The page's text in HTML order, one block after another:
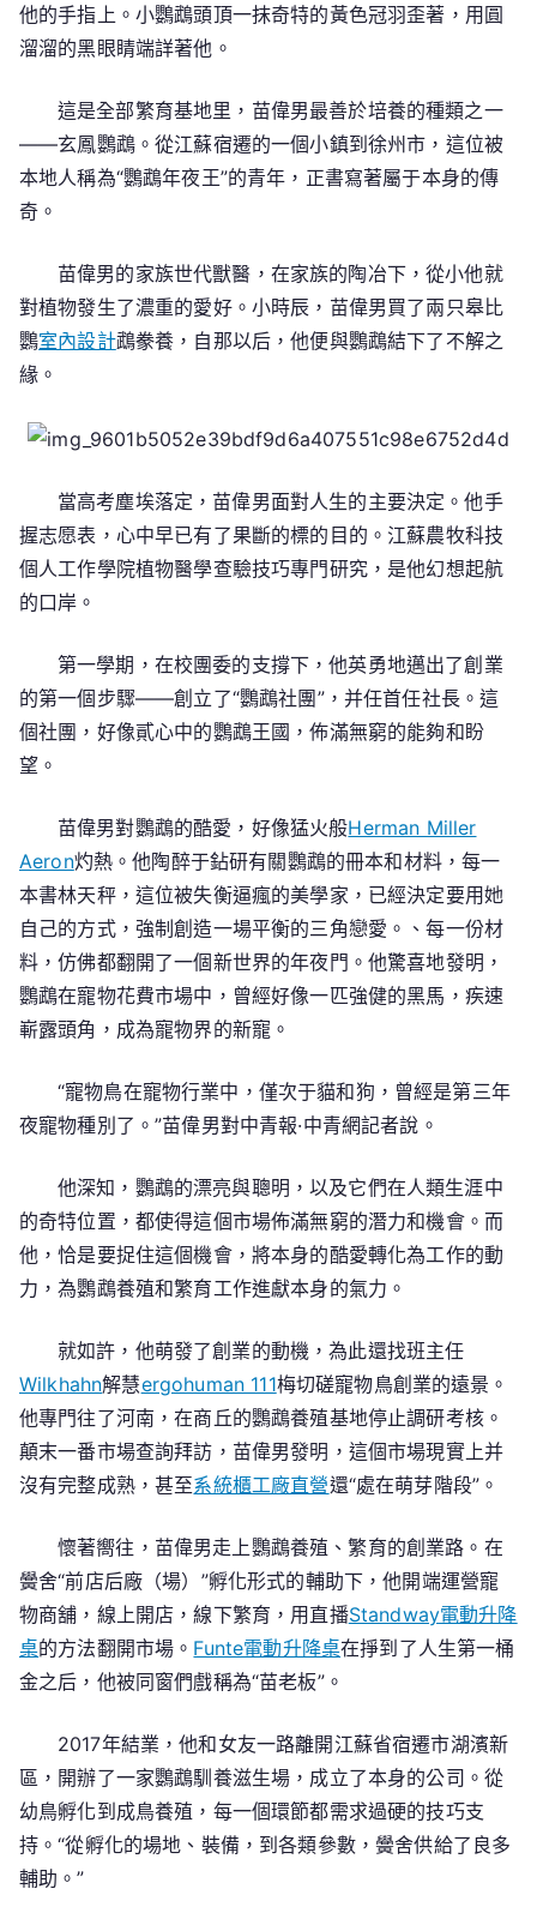
他的手指上。小鸚鵡頭頂一抹奇特的黃色冠羽歪著，用圓
溜溜的黑眼睛端詳著他。
這是全部繁育基地里，苗偉男最善於培養的種類之一
——玄鳳鸚鵡。從江蘇宿遷的一個小鎮到徐州市，這位被
本地人稱為“鸚鵡年夜王”的青年，正書寫著屬于本身的傳
奇。
苗偉男的家族世代獸醫，在家族的陶冶下，從小他就
對植物發生了濃重的愛好。小時辰，苗偉男買了兩只皋比
鸚室內設計鵡豢養，自那以后，他便與鸚鵡結下了不解之
緣。
當高考塵埃落定，苗偉男面對人生的主要決定。他手
握志愿表，心中早已有了果斷的標的目的。江蘇農牧科技
個人工作學院植物醫學查驗技巧專門研究，是他幻想起航
的口岸。
第一學期，在校團委的支撐下，他英勇地邁出了創業
的第一個步驟——創立了“鸚鵡社團”，并任首任社長。這
個社團，好像貳心中的鸚鵡王國，佈滿無窮的能夠和盼
望。
苗偉男對鸚鵡的酷愛，好像猛火般Herman Miller
Aeron灼熱。他陶醉于鉆研有關鸚鵡的冊本和材料，每一
本書林天秤，這位被失衡逼瘋的美學家，已經決定要用她
自己的方式，強制創造一場平衡的三角戀愛。、每一份材
料，仿佛都翻開了一個新世界的年夜門。他驚喜地發明，
鸚鵡在寵物花費市場中，曾經好像一匹強健的黑馬，疾速
嶄露頭角，成為寵物界的新寵。
“寵物鳥在寵物行業中，僅次于貓和狗，曾經是第三年
夜寵物種別了。”苗偉男對中青報·中青網記者說。
他深知，鸚鵡的漂亮與聰明，以及它們在人類生涯中
的奇特位置，都使得這個市場佈滿無窮的潛力和機會。而
他，恰是要捉住這個機會，將本身的酷愛轉化為工作的動
力，為鸚鵡養殖和繁育工作進獻本身的氣力。
就如許，他萌發了創業的動機，為此還找班主任
Wilkhahn解慧ergohuman 111梅切磋寵物鳥創業的遠景。
他專門往了河南，在商丘的鸚鵡養殖基地停止調研考核。
顛末一番市場查詢拜訪，苗偉男發明，這個市場現實上并
沒有完整成熟，甚至系統櫃工廠直營還“處在萌芽階段”。
懷著嚮往，苗偉男走上鸚鵡養殖、繁育的創業路。在
黌舍“前店后廠（場）”孵化形式的輔助下，他開端運營寵
物商舖，線上開店，線下繁育，用直播Standway電動升降
桌的方法翻開市場。 Funte電動升降桌在掙到了人生第一桶
金之后，他被同窗們戲稱為“苗老板”。
2017年結業，他和女友一路離開江蘇省宿遷市湖濱新
區，開辦了一家鸚鵡馴養滋生場，成立了本身的公司。從
幼鳥孵化到成鳥養殖，每一個環節都需求過硬的技巧支
持。“從孵化的場地、裝備，到各類參數，黌舍供給了良多
輔助。”